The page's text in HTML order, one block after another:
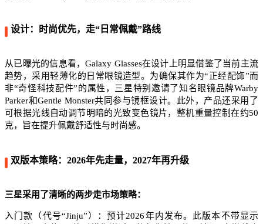
设计：时尚优先，走“日常佩戴”路线
从已曝光的信息看，Galaxy Glasses在设计上明显借鉴了当前主流
趋势，采用轻薄化的日常眼镜造型。为确保其作为“正经配饰”而
非“奇怪科技配件”的属性，三星特别邀请了知名眼镜品牌Warby
Parker和Gentle Monster共同参与镜框设计。此外，产品还采用了
可根据光线自动调节明暗的光致变色镜片，整机重量控制在约50
克，旨在提升佩戴舒适性与时尚感。
双版本策略：2026年先走量，2027年再升级
三星采用了清晰的两步走市场策略：
入门款（代号“Jinju”）：预计2026年内发布。此版本不带显示